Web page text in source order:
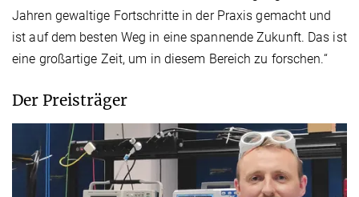
Jahren gewaltige Fortschritte in der Praxis gemacht und
ist auf dem besten Weg in eine spannende Zukunft. Das ist
eine großartige Zeit, um in diesem Bereich zu forschen.“
Der Preisträger